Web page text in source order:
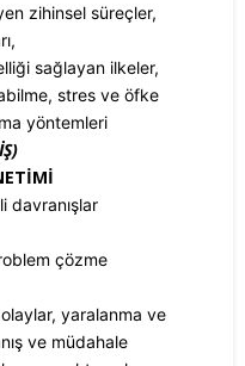
zihinsel süreçler,
sağlayan ilkeler,
stres ve öfke
yöntemleri
davranışlar
çözme
yaralanma ve
ve müdahale